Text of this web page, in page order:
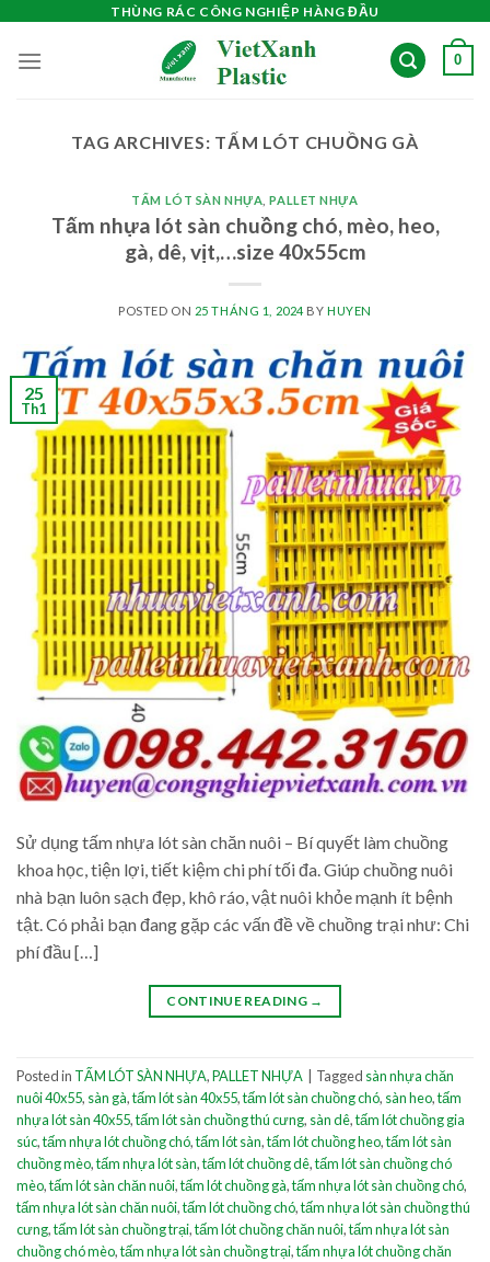
content
THÙNG RÁC CÔNG NGHIỆP HÀNG ĐẦU
0
TAG ARCHIVES: TẤM LÓT CHUỒNG GÀ
TẤM LÓT SÀN NHỰA ,PALLET NHỰA
Tấm nhựa lót sàn chuồng chó, mèo, heo,
gà, dê, vịt,…size 40x55cm
POSTED ON 25 THÁNG 1, 2024BY HUYEN
25
Th1
Sử dụng tấm nhựa lót sàn chăn nuôi – Bí quyết làm chuồng
khoa học, tiện lợi, tiết kiệm chi phí tối đa. Giúp chuồng nuôi
nhà bạn luôn sạch đẹp, khô ráo, vật nuôi khỏe mạnh ít bệnh
tật. Có phải bạn đang gặp các vấn đề về chuồng trại như: Chi
phí đầu […]
CONTINUE READING →
Posted in TẤM LÓT SÀN NHỰA,PALLET NHỰA Tagged sàn nhựa chăn
nuôi 40x55, sàn gà,tấm lót sàn 40x55,tấm lót sàn chuồng chó, sàn heo,tấm
nhựa lót sàn 40x55,tấm lót sàn chuồng thú cưng, sàn dê,tấm lót chuồng gia
súc,tấm nhựa lót chuồng chó,tấm lót sàn,tấm lót chuồng heo,tấm lót sàn
chuồng mèo,tấm nhựa lót sàn,tấm lót chuồng dê,tấm lót sàn chuồng chó
mèo,tấm lót sàn chăn nuôi,tấm lót chuồng gà,tấm nhựa lót sàn chuồng chó,
tấm nhựa lót sàn chăn nuôi,tấm lót chuồng chó,tấm nhựa lót sàn chuồng thú
cưng,tấm lót sàn chuồng trại,tấm lót chuồng chăn nuôi,tấm nhựa lót sàn
chuồng chó mèo,tấm nhựa lót sàn chuồng trại,tấm nhựa lót chuồng chăn